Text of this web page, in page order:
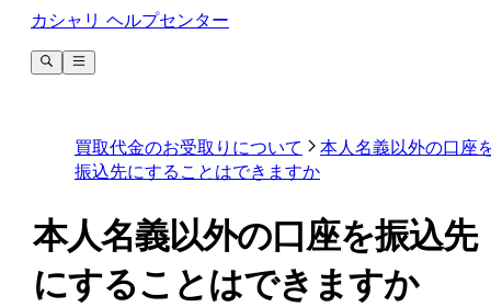
カシャリ ヘルプセンター
買取代金のお受取りについて
本人名義以外の口座
振込先にすることはできますか
本人名義以外の口座を振込先
にすることはできますか